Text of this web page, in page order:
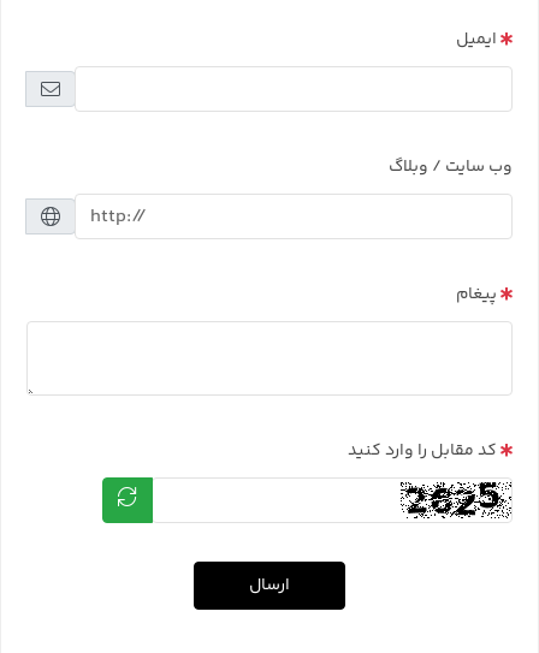
ایمیل
وب سایت / وبلاگ
پیغام
کد مقابل را وارد کنید
ارسال